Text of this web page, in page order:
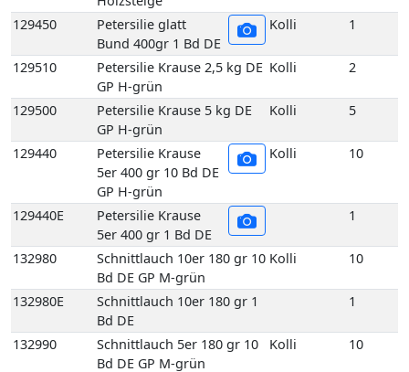
129440
Petersilie Krause
5er 400 gr 10 Bd DE
GP H-grün
Kolli 10
129440E
Petersilie Krause
5er 400 gr 1 Bd DE
1
132980
Schnittlauch 10er 180 gr 10
Bd DE GP M-grün
Kolli 10
132980E
Schnittlauch 10er 180 gr 1
Bd DE
1
132990
Schnittlauch 5er 180 gr 10
Bd DE GP M-grün
Kolli 10
132990E
Schnittlauch 5er 180 gr 1
Bd DE
1
136540
Suppengrün 10 Bd DE GP
M-grün
Kolli 10
136560
Suppengrün 15 Bd DE GP
M-grün
Kolli 15